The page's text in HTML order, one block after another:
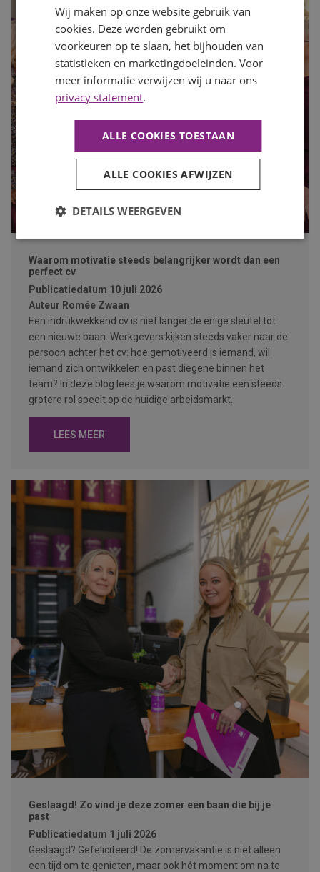
Waarom motivatie steeds belangrijker wordt dan een
perfect cv
Publicatiedatum 10 juli 2026
Auteur Romée Zwaan
Een indrukwekkend cv is niet langer de enige sleutel tot
een nieuwe baan. Werkgevers kijken steeds vaker naar de
persoon achter het cv: hoe gemotiveerd is iemand, wil
iemand zich ontwikkelen en past diegene binnen het
team? In deze blog lees je waarom motivatie een steeds
grotere rol speelt op de huidige arbeidsmarkt.
LEES MEER
Geslaagd! Zo vind je deze zomer een baan die bij je
past
Publicatiedatum 1 juli 2026
Geslaagd? Gefeliciteerd! De zomervakantie is niet alleen
een tijd om te genieten, maar ook hét moment om na te
Wij maken op onze website gebruik van
cookies. Deze worden gebruikt om
voorkeuren op te slaan, het bijhouden van
statistieken en marketingdoeleinden. Voor
meer informatie verwijzen wij u naar ons
privacy statement.
ALLE COOKIES TOESTAAN
ALLE COOKIES AFWIJZEN
DETAILS WEERGEVEN